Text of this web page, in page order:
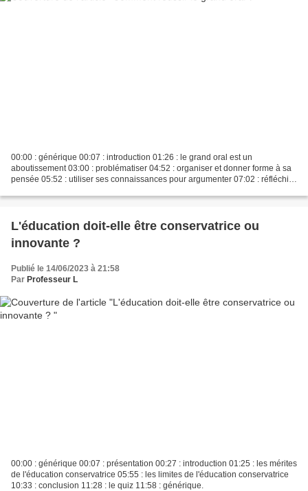
00:00 : générique 00:07 : introduction 01:26 : le grand oral est un
aboutissement 03:00 : problématiser 04:52 : organiser et donner forme à sa
pensée 05:52 : utiliser ses connaissances pour argumenter 07:02 : réfléchir
L'éducation doit-elle être conservatrice ou
innovante ?
Publié le 14/06/2023 à 21:58
Par Professeur L
00:00 : générique 00:07 : présentation 00:27 : introduction 01:25 : les mérites
de l'éducation conservatrice 05:55 : les limites de l'éducation conservatrice
10:33 : conclusion 11:28 : le quiz 11:58 : générique.